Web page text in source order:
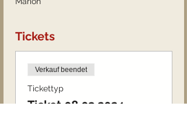
Tickets
Verkauf beendet
Tickettyp
Ticket 08.03.2024